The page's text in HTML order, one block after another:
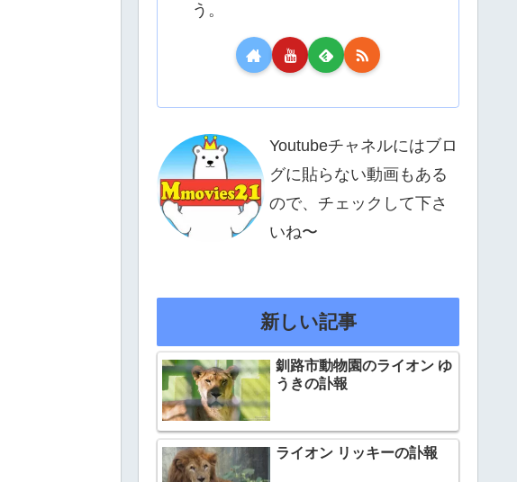
う。
Youtubeチャネルにはブロ
グに貼らない動画もある
ので、チェックして下さ
いね〜
新しい記事
釧路市動物園のライオン ゆ
うきの訃報
ライオン リッキーの訃報